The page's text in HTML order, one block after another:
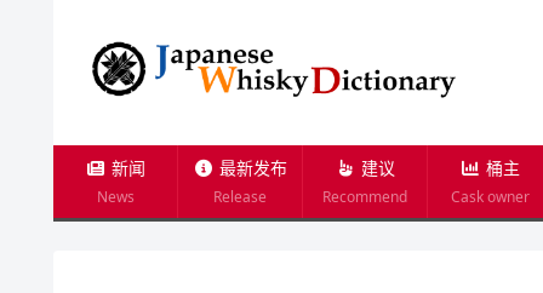
新闻
News
最新发布
Release
建议
Recommend
桶主
Cask owner